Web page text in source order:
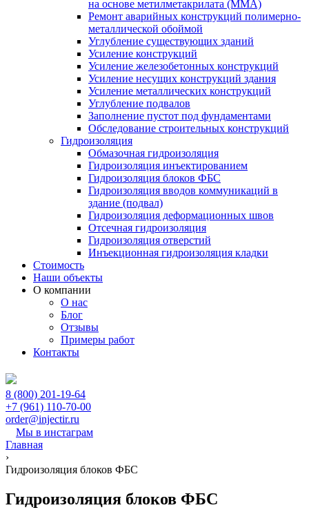
на основе метилметакрилата (ММА)
Ремонт аварийных конструкций полимерно-
металлической обоймой
Углубление существующих зданий
Усиление конструкций
Усиление железобетонных конструкций
Усиление несущих конструкций здания
Усиление металлических конструкций
Углубление подвалов
Заполнение пустот под фундаментами
Обследование строительных конструкций
Гидроизоляция
Обмазочная гидроизоляция
Гидроизоляция инъектированием
Гидроизоляция блоков ФБС
Гидроизоляция вводов коммуникаций в
здание (подвал)
Гидроизоляция деформационных швов
Отсечная гидроизоляция
Гидроизоляция отверстий
Инъекционная гидроизоляция кладки
Стоимость
Наши объекты
О компании
О нас
Блог
Отзывы
Примеры работ
Контакты
8 (800) 201-19-64
+7 (961) 110-70-00
order@injectir.ru
Мы в инстаграм
Главная
›
Гидроизоляция блоков ФБС
Гидроизоляция блоков ФБС